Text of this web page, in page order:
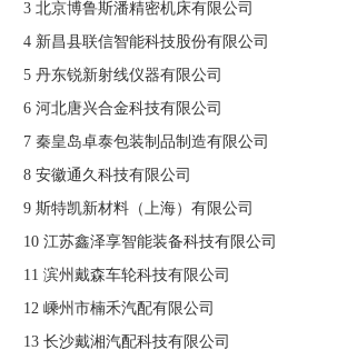
3 北京博鲁斯潘精密机床有限公司
4 新昌县联信智能科技股份有限公司
5 丹东锐新射线仪器有限公司
6 河北唐兴合金科技有限公司
7 秦皇岛卓泰包装制品制造有限公司
8 安徽通久科技有限公司
9 斯特凯新材料（上海）有限公司
10 江苏鑫泽享智能装备科技有限公司
11 滨州戴森车轮科技有限公司
12 嵊州市楠禾汽配有限公司
13 长沙戴湘汽配科技有限公司